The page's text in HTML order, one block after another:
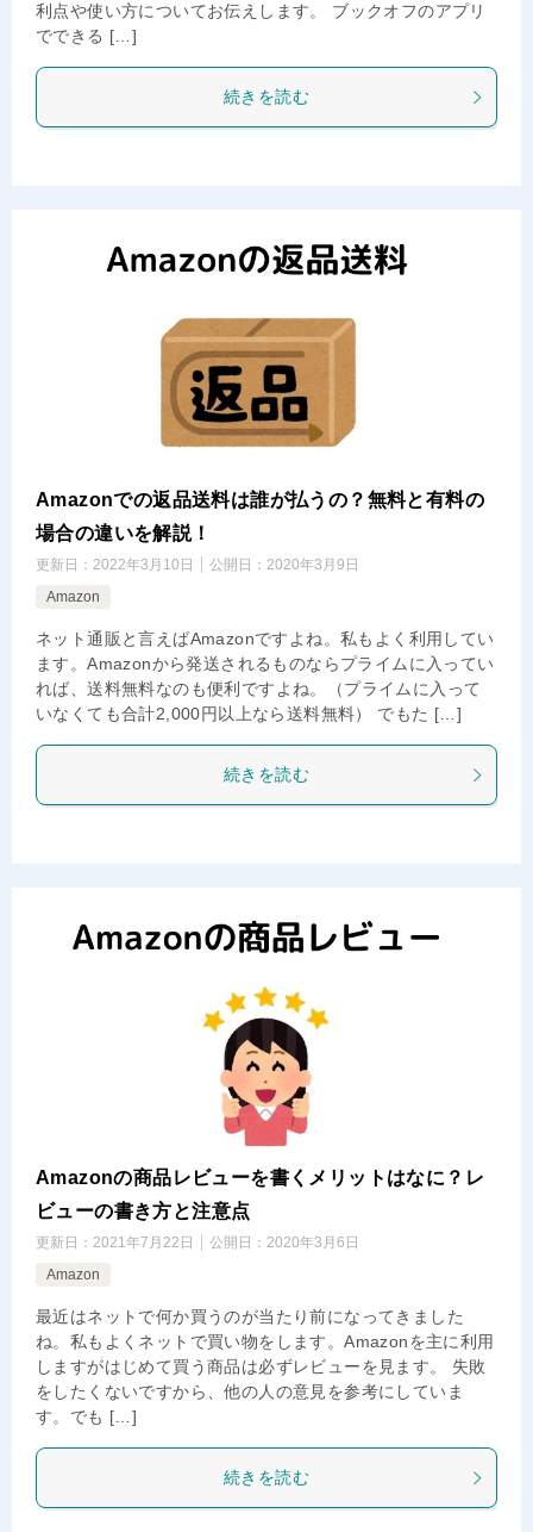
利点や使い方についてお伝えします。 ブックオフのアプリ
でできる […]
続きを読む
Amazonでの返品送料は誰が払うの？無料と有料の
場合の違いを解説！
更新日： 2022年3月10日 公開日： 2020年3月9日
Amazon
ネット通販と言えばAmazonですよね。私もよく利用してい
ます。Amazonから発送されるものならプライムに入ってい
れば、送料無料なのも便利ですよね。（プライムに入って
いなくても合計2,000円以上なら送料無料） でもた […]
続きを読む
Amazonの商品レビューを書くメリットはなに？レ
ビューの書き方と注意点
更新日： 2021年7月22日 公開日： 2020年3月6日
Amazon
最近はネットで何か買うのが当たり前になってきました
ね。私もよくネットで買い物をします。Amazonを主に利用
しますがはじめて買う商品は必ずレビューを見ます。 失敗
をしたくないですから、他の人の意見を参考にしていま
す。でも […]
続きを読む